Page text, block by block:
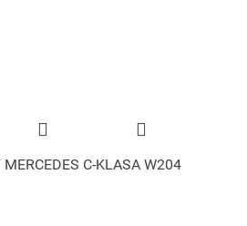
C-KLASA W204